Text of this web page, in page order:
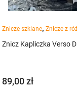
Znicze szklane, Znicze z
Znicz Kapliczka Verso
89,00zł